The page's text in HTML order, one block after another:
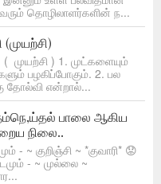
தொழிலாளர்களின் ந...
) 1. முட்களையும்
பழகிப்போகும். 2. பல
தோல்வி என்றால்...
பாலை ஆகிய
நிலை..
- ~ குறிஞ்சி ~ *குவாரி* 😟
- ~ முல்லை ~